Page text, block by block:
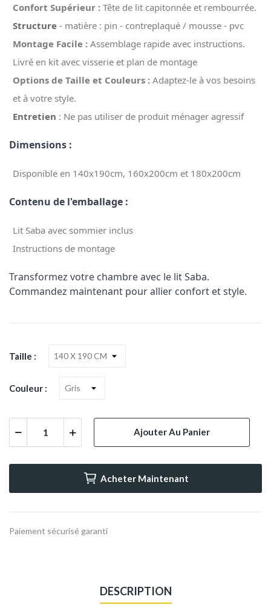
Confort Supérieur :Tête de lit capitonnée et rembourrée.
Structure- matière : pin - contreplaqué / mousse - pvc
Montage Facile :Assemblage rapide avec instructions.
Livré en kit avec visserie et plan de montage
Options de Taille et Couleurs :Adaptez-le à vos besoins
et à votre style.
Entretien : Ne pas utiliser de produit ménager agressif
Dimensions :
Disponible en 140x190cm, 160x200cm et 180x200cm
Contenu de l'emballage :
Lit Saba avec sommier inclus
Instructions de montage
Transformez votre chambre avec le lit Saba.
Commandez maintenant pour allier confort et style.
Taille :
Couleur :
Ajouter Au Panier
Acheter Maintenant
Paiement sécurisé garanti
DESCRIPTION